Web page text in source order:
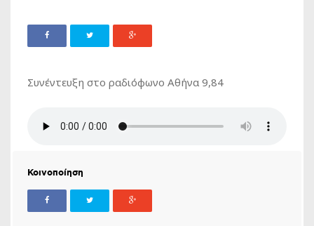
Συνέντευξη στο ραδιόφωνο Αθήνα 9,84
Κοινοποίηση